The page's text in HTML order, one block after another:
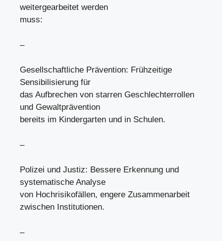
weitergearbeitet werden
muss:
–
Gesellschaftliche Prävention: Frühzeitige
Sensibilisierung für
das Aufbrechen von starren Geschlechterrollen
und Gewaltprävention
bereits im Kindergarten und in Schulen.
–
Polizei und Justiz: Bessere Erkennung und
systematische Analyse
von Hochrisikofällen, engere Zusammenarbeit
zwischen Institutionen.
–